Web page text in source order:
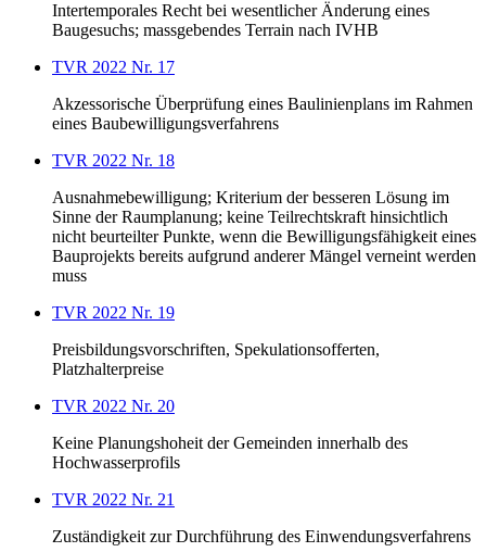
Intertemporales Recht bei wesentlicher Änderung eines
Baugesuchs; massgebendes Terrain nach IVHB
TVR 2022 Nr. 17
Akzessorische Überprüfung eines Baulinienplans im Rahmen
eines Baubewilligungsverfahrens
TVR 2022 Nr. 18
Ausnahmebewilligung; Kriterium der besseren Lösung im
Sinne der Raumplanung; keine Teilrechtskraft hinsichtlich
nicht beurteilter Punkte, wenn die Bewilligungsfähigkeit eines
Bauprojekts bereits aufgrund anderer Mängel verneint werden
muss
TVR 2022 Nr. 19
Preisbildungsvorschriften, Spekulationsofferten,
Platzhalterpreise
TVR 2022 Nr. 20
Keine Planungshoheit der Gemeinden innerhalb des
Hochwasserprofils
TVR 2022 Nr. 21
Zuständigkeit zur Durchführung des Einwendungsverfahrens